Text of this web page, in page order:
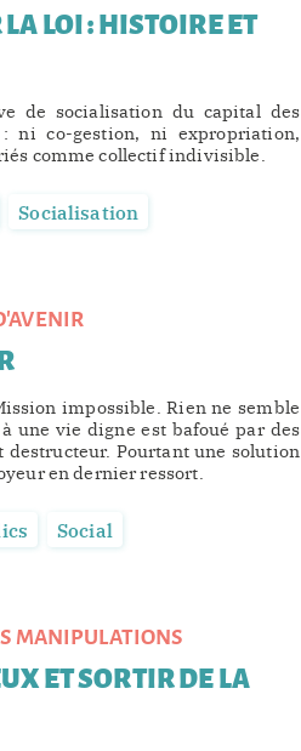
LOI : HISTOIRE ET
de socialisation du capital des
ni co-gestion, ni expropriation,
comme collectif indivisible.
Socialisation
impossible. Rien ne semble
une vie digne est bafoué par des
Pourtant une solution
en dernier ressort.
Social
MANIPULATIONS
ET SORTIR DE LA